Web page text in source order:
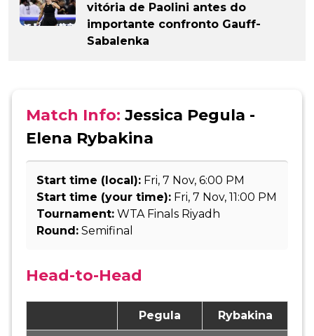
vitória de Paolini antes do
importante confronto Gauff-
Sabalenka
Match Info: Jessica Pegula -
Elena Rybakina
Start time (local): Fri, 7 Nov, 6:00 PM
Start time (your time): Fri, 7 Nov, 11:00 PM
Tournament: WTA Finals Riyadh
Round: Semifinal
Head-to-Head
Pegula Rybakina